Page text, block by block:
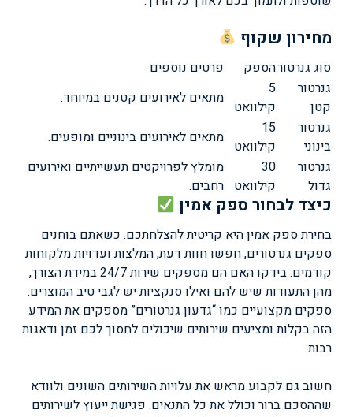
מחירון שקוף
סוג גנרטורהספק
פרטים נוספים
גנרטור
קטן
5
קילוואט מתאים לאירועים קטנים במיוחד.
גנרטור
בינוני
15
קילוואט מתאים לאירועים בינוניים ומופעים.
גנרטור
גדול
30
קילוואט
מומלץ לפרויקטים תעשייתיים ואירועים
רחבים.
כיצד לבחור ספק אמין
בחירת ספק אמין היא קריטית להצלחתכם. כשאתם בוחנים
ספקים גנרטורים, חפשו חוות דעת, המלצות ועדויות מלקוחות
קודמים. בידקו האם הם מספקים שירות 24/7 במידת הצורך,
מהן התעודות שיש להם ואילו סנקציות יש לגבי טיב המוצרים.
ספקים מקצועיים כמו “גדעון גנרטורים” מספקים את המידע
הזה בקלות ומציעים שירותים שיכולים לחסוך לכם זמן ודאגות
רבות.
חשוב גם לקבוע מראש את עלויות השירותים השונים ולוודא
שההסכם ברור וכולל את כל התנאים. פגישת ייעוץ לשירותים